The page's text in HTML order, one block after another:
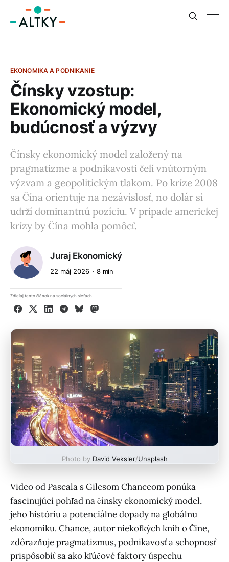
EKONOMIKA A PODNIKANIE
Čínsky vzostup:
Ekonomický model,
budúcnosť a výzvy
Čínsky ekonomický model založený na
pragmatizme a podnikavosti čelí vnútorným
výzvam a geopolitickým tlakom. Po kríze 2008
sa Čína orientuje na nezávislosť, no dolár si
udrží dominantnú pozíciu. V prípade americkej
krízy by Čína mohla pomôcť.
Juraj Ekonomický
22 máj 2026 8 min
Zdieľaj tento článok na sociálnych sieťach
Facebook
X LinkedInTelegram
BlueskyMastodon
Photo by David Veksler/Unsplash
Video od Pascala s Gilesom Chanceom ponúka
fascinujúci pohľad na čínsky ekonomický model,
jeho históriu a potenciálne dopady na globálnu
ekonomiku. Chance, autor niekoľkých kníh o Číne,
zdôrazňuje pragmatizmus, podnikavosť a schopnosť
prispôsobiť sa ako kľúčové faktory úspechu